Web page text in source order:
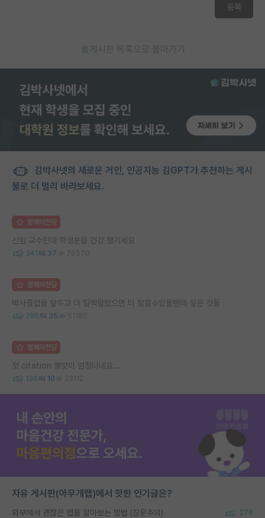
등록
게시판 목록으로 돌아가기
김박사넷의 새로운 거인, 인공지능 김GPT가 추천하는 게시
물로 더 멀리 바라보세요.
명예의전당
신임 교수인데 학생분들 건강 챙기세요
341 37 76570
명예의전당
박사졸업을 앞두고 더 일찍알았으면 더 잘할수있을텐데 싶은 것들
295 35 51185
명예의전당
첫 citation 뽕맛이 엄청나네요...
136 10 23112
자유 게시판(아무개랩)에서 핫한 인기글은?
외부에서 괜찮은 랩을 알아보는 방법 (장문주의) 278